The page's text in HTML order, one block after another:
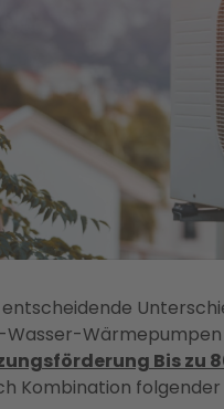
Wasser-
Bis zu
Kombination